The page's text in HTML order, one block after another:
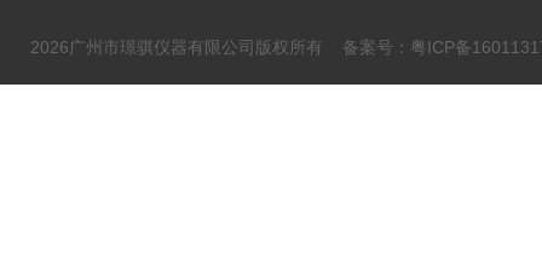
2026广州市璟骐仪器有限公司版权所有 备案号：粤ICP备